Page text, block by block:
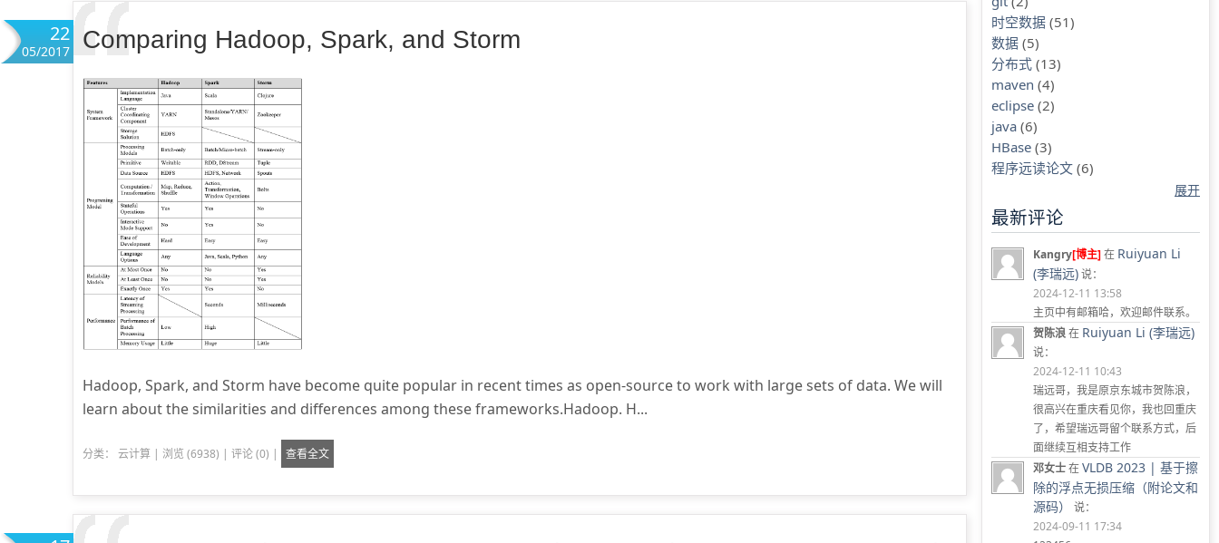
时空数据 (51)
数据 (5)
分布式 (13)
maven (4)
eclipse (2)
java (6)
HBase (3)
程序远读论文 (6)
展开
最新评论
Kangry[博主]在 Ruiyuan Li
(李瑞远)说：
2024-12-11 13:58
主页中有邮箱哈，欢迎邮件联系。
贺陈浪在 Ruiyuan Li (李瑞远)
说：
2024-12-11 10:43
瑞远哥，我是原京东城市贺陈浪，
很高兴在重庆看见你，我也回重庆
了，希望瑞远哥留个联系方式，后
面继续互相支持工作
邓女士在VLDB 2023 | 基于擦
除的浮点无损压缩（附论文和
源码）
说：
2024-09-11 17:34
22
05/2017 Comparing Hadoop, Spark, and Storm
Hadoop, Spark, and Storm have become quite popular in recent times as open-source to work with large sets of data. We will
learn about the similarities and differences among these frameworks.Hadoop. H...
分类： 云计算 | 浏览 (6938) | 评论 (0) | 查看全文